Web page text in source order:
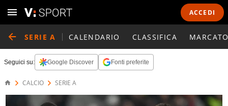
ACCEDI
SERIE A CALENDARIO CLASSIFICA
Seguici su: Google Discover Fonti preferite
CALCIO SERIE A